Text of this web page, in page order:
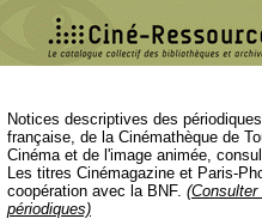
Notices descriptives des
française, de la Cinémathèque de
Cinéma et de l'image animée,
Les titres Cinémagazine et Paris-
coopération avec la BNF.
périodiques)